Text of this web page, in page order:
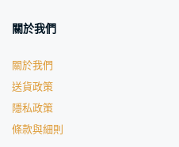
關於我們
關於我們
送貨政策
隱私政策
條款與細則